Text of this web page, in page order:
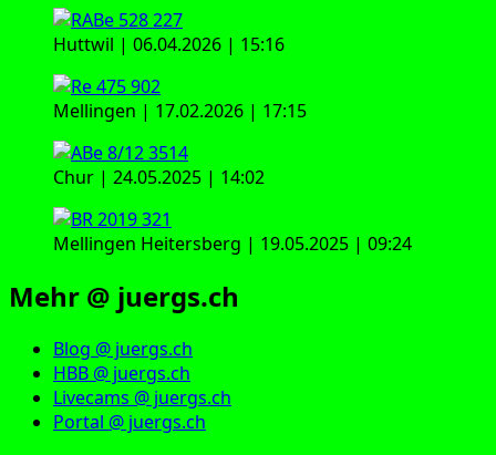
Huttwil | 06.04.2026 | 15:16
Mellingen | 17.02.2026 | 17:15
Chur | 24.05.2025 | 14:02
Mellingen Heitersberg | 19.05.2025 | 09:24
Mehr @ juergs.ch
Blog @ juergs.ch
HBB @ juergs.ch
Livecams @ juergs.ch
Portal @ juergs.ch